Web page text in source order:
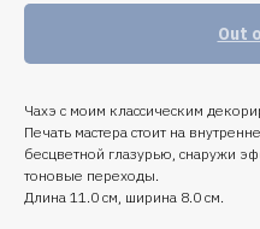
Out
Чахэ с моим классическим
Печать мастера стоит на
бесцветной глазурью, снаружи
тоновые переходы.
Длина 11.0 см, ширина 8.0 см.